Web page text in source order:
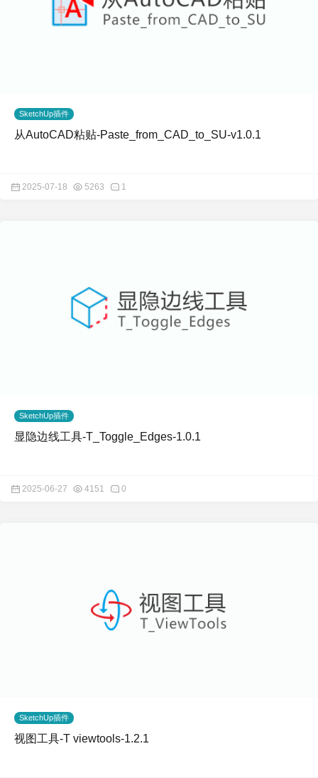
SketchUp插件
从AutoCAD粘贴-Paste_from_CAD_to_SU-v1.0.1
2025-07-18 5263 1
SketchUp插件
显隐边线工具-T_Toggle_Edges-1.0.1
2025-06-27 4151 0
SketchUp插件
视图工具-T viewtools-1.2.1